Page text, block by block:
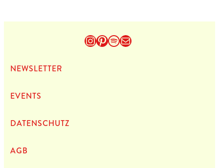
Instagram
Pinterest
Spotify
E-Mail
NEWS­LET­TER
EVENTS
DATEN­SCHUTZ
AGB